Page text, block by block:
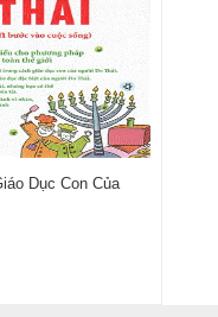
Dục Con Của